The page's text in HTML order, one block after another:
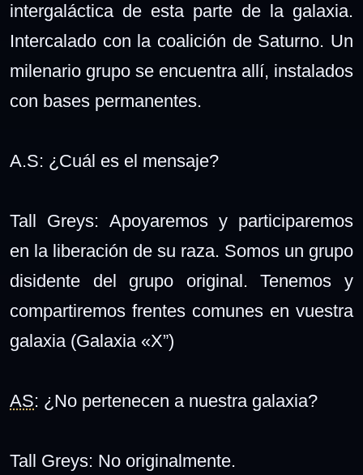
intergaláctica de esta parte de la galaxia.
Intercalado con la coalición de Saturno. Un
milenario grupo se encuentra allí, instalados
con bases permanentes.
A.S: ¿Cuál es el mensaje?
Tall Greys: Apoyaremos y participaremos
en la liberación de su raza. Somos un grupo
disidente del grupo original. Tenemos y
compartiremos frentes comunes en vuestra
galaxia (Galaxia «X”)
AS: ¿No pertenecen a nuestra galaxia?
Tall Greys: No originalmente.